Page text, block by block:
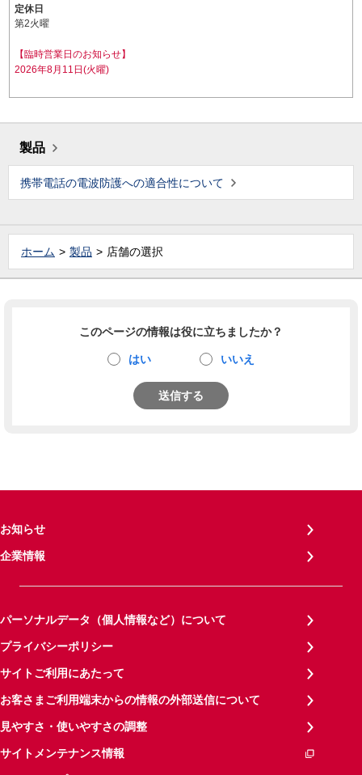
定休日
第2火曜
【臨時営業日のお知らせ】
2026年8月11日(火曜)
製品
携帯電話の電波防護への適合性について
ホーム 製品 店舗の選択
このページの情報は役に立ちましたか？
はい いいえ
送信する
お知らせ
企業情報
パーソナルデータ（個人情報など）について
プライバシーポリシー
サイトご利用にあたって
お客さまご利用端末からの情報の外部送信について
見やすさ・使いやすさの調整
サイトメンテナンス情報